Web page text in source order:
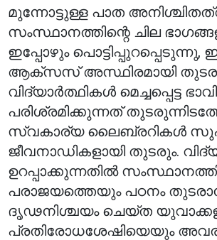
മുന്നോട്ടുള്ള പാത
സംസ്ഥാനത്തിന്റെ ചില
ഇപ്പോഴും പൊട്ടിപ്പുറപ്പെടുന്നു,
ആക്‌സസ് അസ്ഥിരമായി
വിദ്യാർത്ഥികൾ മെച്ചപ്പെട്ട
പരിശ്രമിക്കുന്നത്
സ്വകാര്യ ലൈബ്രറികൾ
ജീവനാഡികളായി തുടരും.
ഉറപ്പാക്കുന്നതിൽ
പരാജയത്തെയും പഠനം
ദൃഢനിശ്ചയം ചെയ്ത
പ്രതിരോധശേഷിയെയും